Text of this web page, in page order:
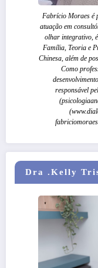
Fabrício Moraes é
atuação em
olhar integrativo,
Família, Teoria e
Chinesa, além de
Como
responsável
Dra .Kelly